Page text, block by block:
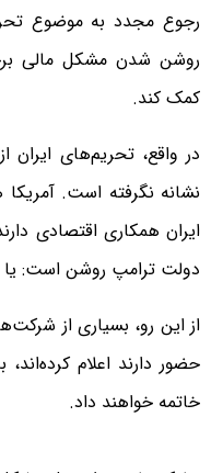
رجوع مجدد به موضوع
روشن شدن مشکل مالی
کمک کند.
در واقع، تحریم‌های ایران
نشانه نگرفته است.
ایران همکاری اقتصادی
دولت ترامپ روشن است: یا
از این رو، بسیاری از
حضور دارند اعلام
خاتمه خواهند داد.